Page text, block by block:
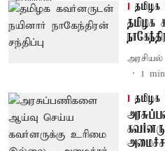
தமிழக
அரசியல்
1